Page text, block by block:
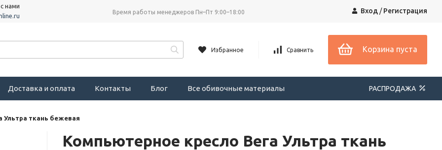
нами
Время работы менеджеров Пн–Пт 9:00–18:00 Вход/Регистрация
Избранное Сравнить Корзина пуста
Доставка и оплата Контакты Блог Все обивочные материалы РАСПРОДАЖА
Ультра ткань бежевая
Компьютерное кресло Вега Ультра ткань